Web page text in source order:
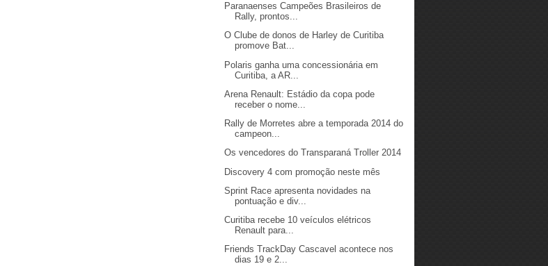
Paranaenses Campeões Brasileiros de
Rally, prontos...
O Clube de donos de Harley de Curitiba
promove Bat...
Polaris ganha uma concessionária em
Curitiba, a AR...
Arena Renault: Estádio da copa pode
receber o nome...
Rally de Morretes abre a temporada 2014 do
campeon...
Os vencedores do Transparaná Troller 2014
Discovery 4 com promoção neste mês
Sprint Race apresenta novidades na
pontuação e div...
Curitiba recebe 10 veículos elétricos
Renault para...
Friends TrackDay Cascavel acontece nos
dias 19 e 2...